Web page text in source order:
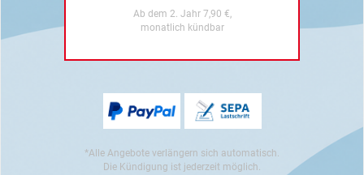
Ab dem 2. Jahr 7,90 €,
monatlich kündbar
*Alle Angebote verlängern sich automatisch.
Die Kündigung ist jederzeit möglich.